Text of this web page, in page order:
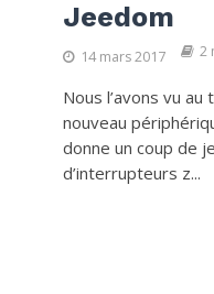
Jeedom
14 mars 2017 2
Nous l’avons vu
nouveau
donne un coup de
d’interrupteurs z...